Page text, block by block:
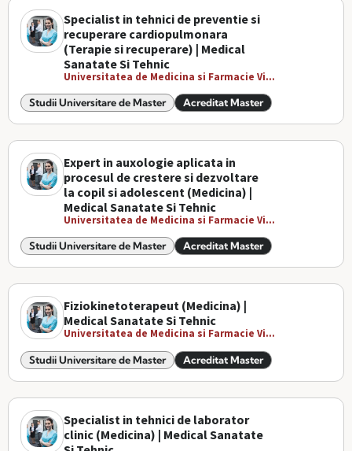
Specialist in tehnici de preventie si
recuperare cardiopulmonara
(Terapie si recuperare) | Medical
Sanatate Si Tehnic
Universitatea de Medicina si Farmacie Vi...
Studii Universitare de Master Acreditat Master
Expert in auxologie aplicata in
procesul de crestere si dezvoltare
la copil si adolescent (Medicina) |
Medical Sanatate Si Tehnic
Universitatea de Medicina si Farmacie Vi...
Studii Universitare de Master Acreditat Master
Fiziokinetoterapeut (Medicina) |
Medical Sanatate Si Tehnic
Universitatea de Medicina si Farmacie Vi...
Studii Universitare de Master Acreditat Master
Specialist in tehnici de laborator
clinic (Medicina) | Medical Sanatate